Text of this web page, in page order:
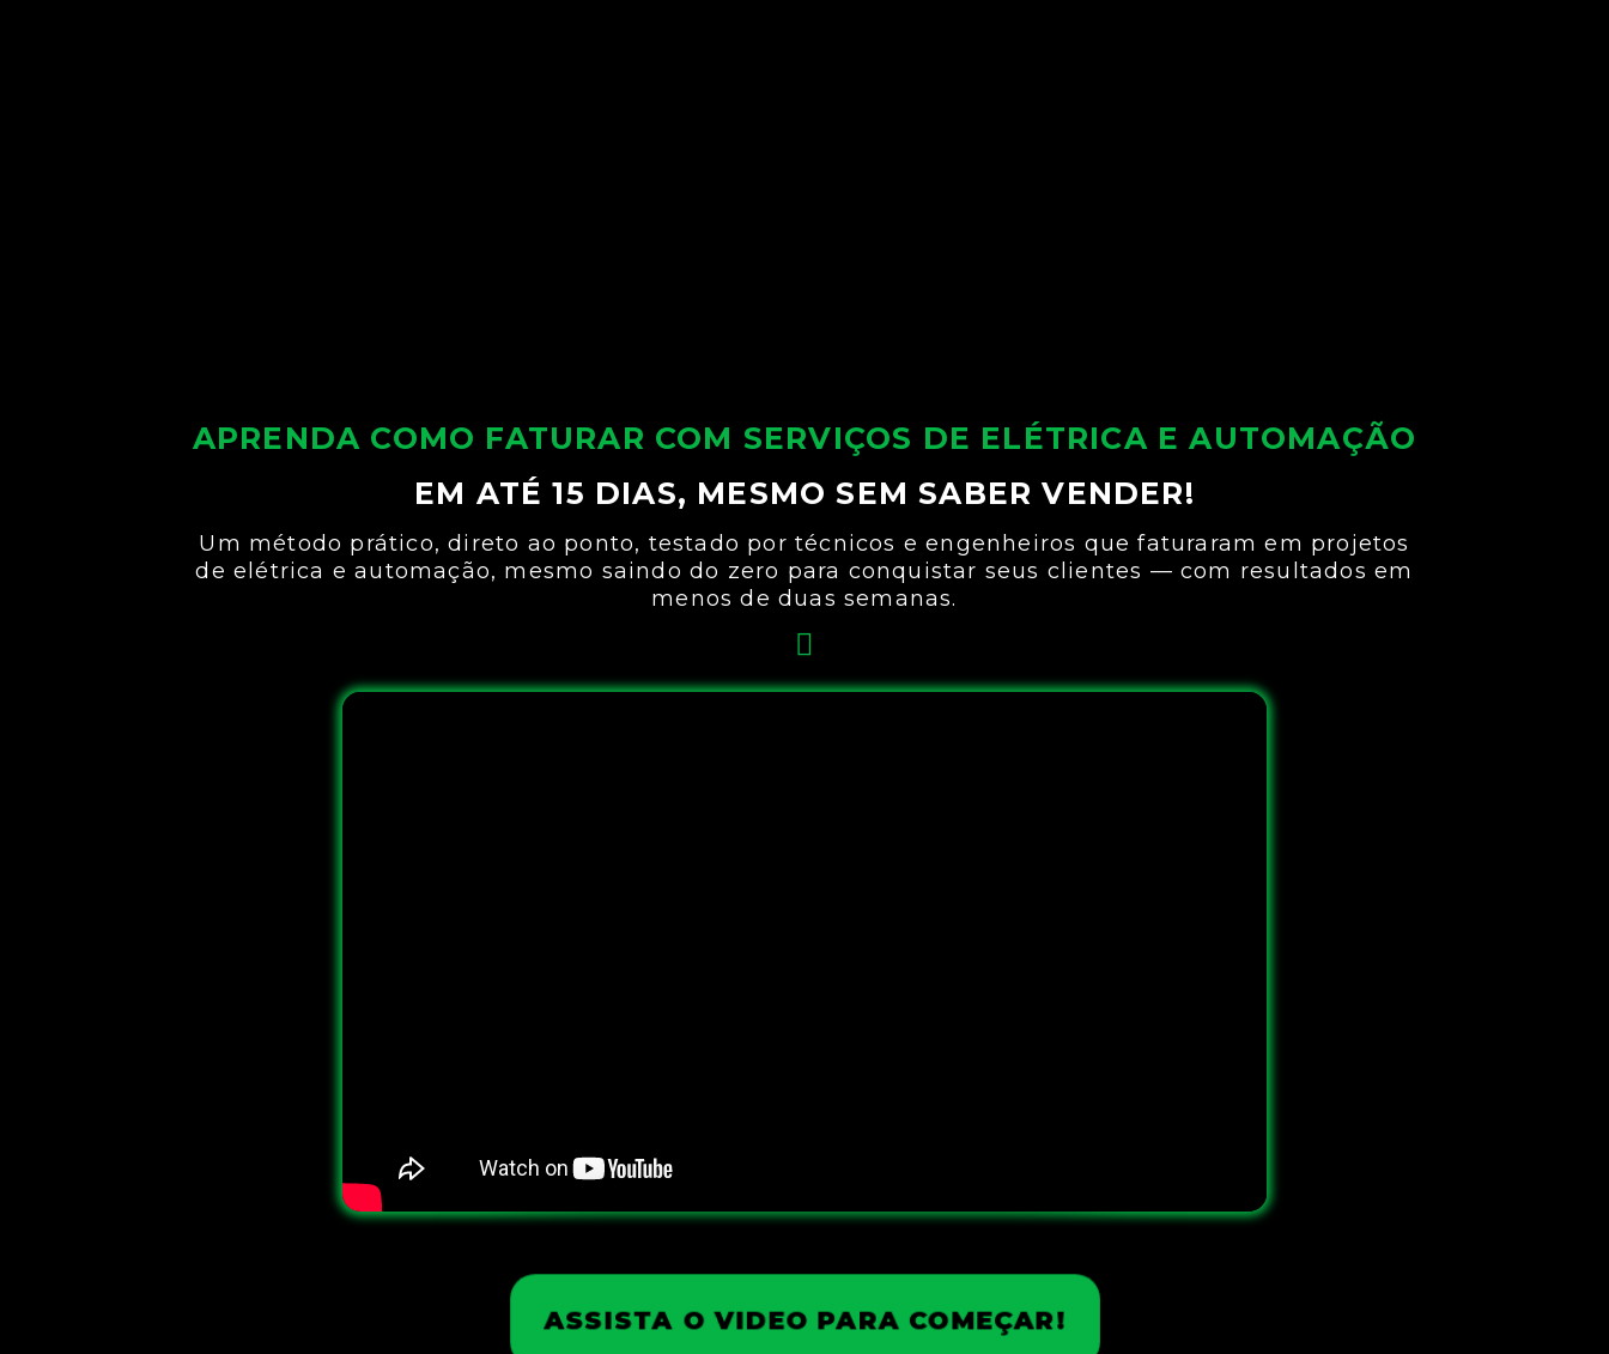
APRENDA COMO FATURAR COM SERVIÇOS DE ELÉTRICA E AUTOMAÇÃO
EM ATÉ 15 DIAS, MESMO SEM SABER VENDER!
Um método prático, direto ao ponto, testado por técnicos e engenheiros que faturaram em projetos
de elétrica e automação, mesmo saindo do zero para conquistar seus clientes — com resultados em
menos de duas semanas.
ASSISTA O VIDEO PARA COMEÇAR!